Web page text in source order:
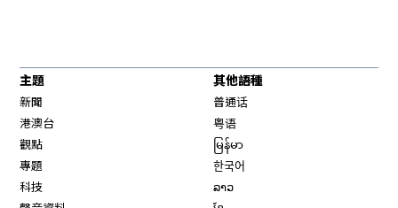
主題
新聞
港澳台
觀點
專題
科技
其他語種
普通话
粤语
မြန်မာ
한국어
ລາວ